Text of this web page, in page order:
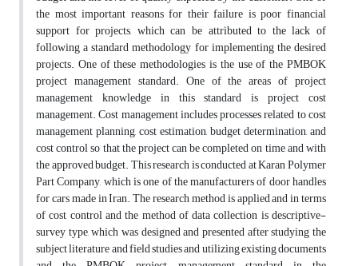
the most important reasons for their failure is poor financial
support for projects, which can be attributed to the lack of
following a standard methodology for implementing the desired
projects. One of these methodologies is the use of the PMBOK
project management standard. One of the areas of project
management knowledge in this standard is project cost
management. Cost management includes processes related to cost
management planning, cost estimation, budget determination, and
cost control so that the project can be completed on time and with
the approved budget. This research is conducted at Karan Polymer
Part Company, which is one of the manufacturers of door handles
for cars made in Iran. The research method is applied and in terms
of cost control and the method of data collection is descriptive-
survey type, which was designed and presented after studying the
subject literature and field studies and utilizing existing documents